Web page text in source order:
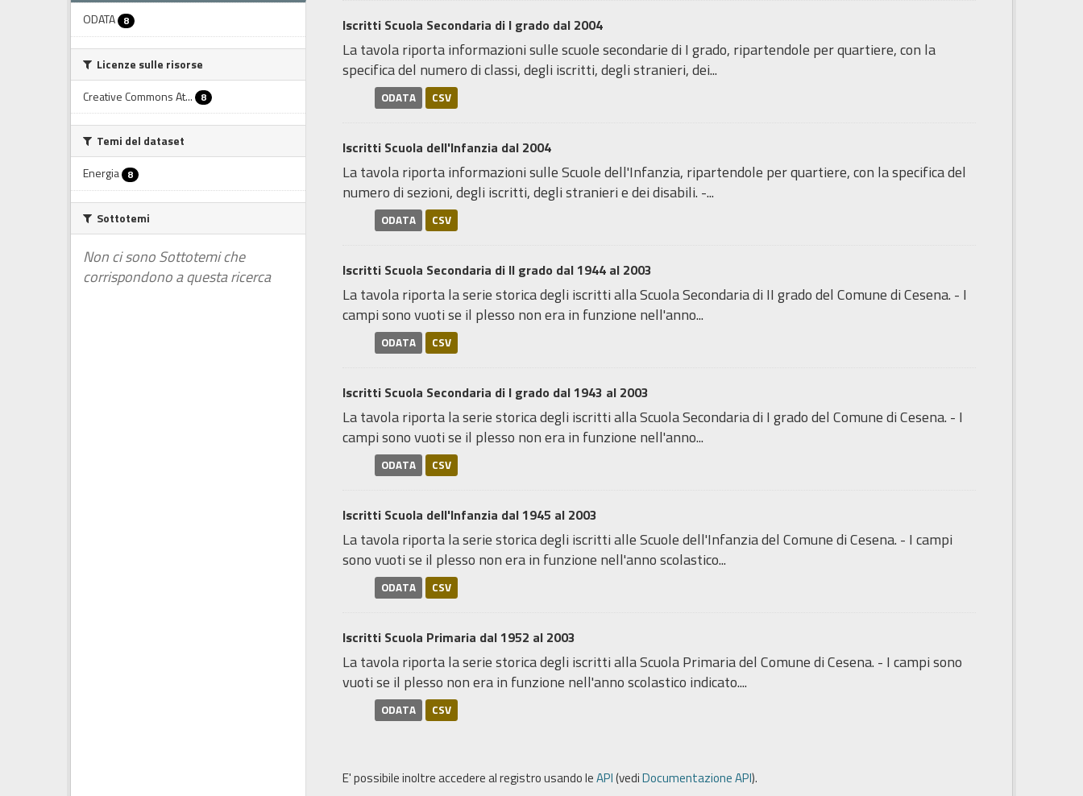
ODATA 8
Licenze sulle risorse
Creative Commons At...
8
Temi del dataset
Energia 8
Sottotemi
Non ci sono Sottotemi che
corrispondono a questa ricerca
Iscritti Scuola Secondaria di I grado dal 2004
La tavola riporta informazioni sulle scuole secondarie di I grado, ripartendole per quartiere, con la
specifica del numero di classi, degli iscritti, degli stranieri, dei...
ODATA CSV
Iscritti Scuola dell'Infanzia dal 2004
La tavola riporta informazioni sulle Scuole dell'Infanzia, ripartendole per quartiere, con la specifica del
numero di sezioni, degli iscritti, degli stranieri e dei disabili. -...
ODATA CSV
Iscritti Scuola Secondaria di II grado dal 1944 al 2003
La tavola riporta la serie storica degli iscritti alla Scuola Secondaria di II grado del Comune di Cesena. - I
campi sono vuoti se il plesso non era in funzione nell'anno...
ODATA CSV
Iscritti Scuola Secondaria di I grado dal 1943 al 2003
La tavola riporta la serie storica degli iscritti alla Scuola Secondaria di I grado del Comune di Cesena. - I
campi sono vuoti se il plesso non era in funzione nell'anno...
ODATA CSV
Iscritti Scuola dell'Infanzia dal 1945 al 2003
La tavola riporta la serie storica degli iscritti alle Scuole dell'Infanzia del Comune di Cesena. - I campi
sono vuoti se il plesso non era in funzione nell'anno scolastico...
ODATA CSV
Iscritti Scuola Primaria dal 1952 al 2003
La tavola riporta la serie storica degli iscritti alla Scuola Primaria del Comune di Cesena. - I campi sono
vuoti se il plesso non era in funzione nell'anno scolastico indicato....
ODATA CSV
E' possibile inoltre accedere al registro usando leAPI(vediDocumentazione API).